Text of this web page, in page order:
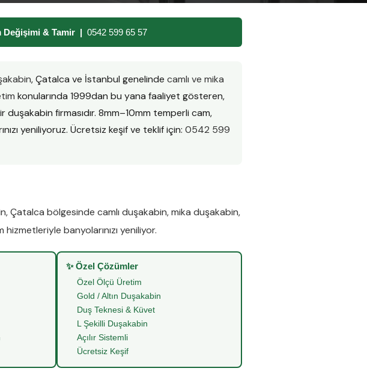
Değişimi & Tamir | 0542 599 65 57
, Çatalca ve İstanbul genelinde camlı ve mika
konularında 1999dan bu yana faaliyet gösteren,
duşakabin firmasıdır. 8mm–10mm temperli cam,
yeniliyoruz. Ücretsiz keşif ve teklif için: 0542 599
,Çatalca bölgesinde camlı duşakabin,mika duşakabin,
hizmetleriyle banyolarınızı yeniliyor.
✨ Özel Çözümler
Özel Ölçü Üretim
Gold / Altın Duşakabin
Duş Teknesi & Küvet
L Şekilli Duşakabin
Açılır Sistemli
Ücretsiz Keşif